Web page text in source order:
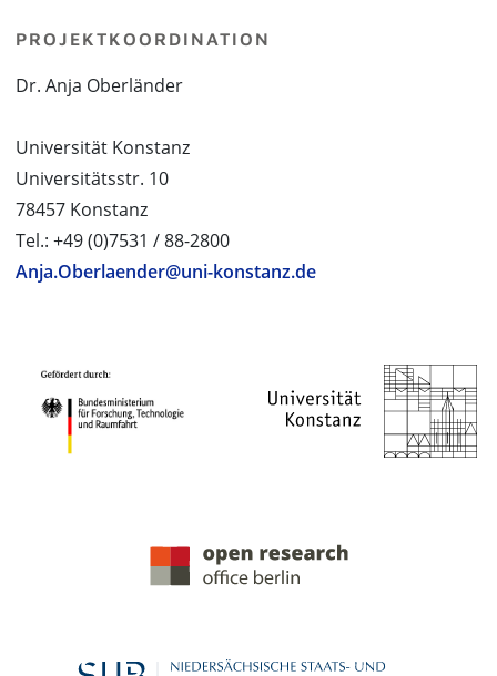
PROJEKTKOORDINATION
Dr. Anja Oberländer
Universität Konstanz
Universitätsstr. 10
78457 Konstanz
Tel.: +49 (0)7531 / 88-2800
Anja.Oberlaender@uni-konstanz.de